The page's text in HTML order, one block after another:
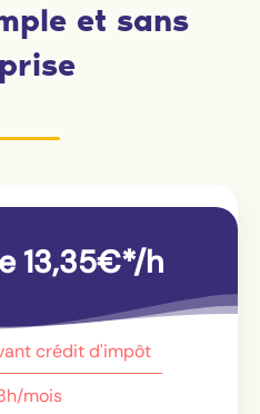
et sans
13,35€*/h
crédit d'impôt
mois